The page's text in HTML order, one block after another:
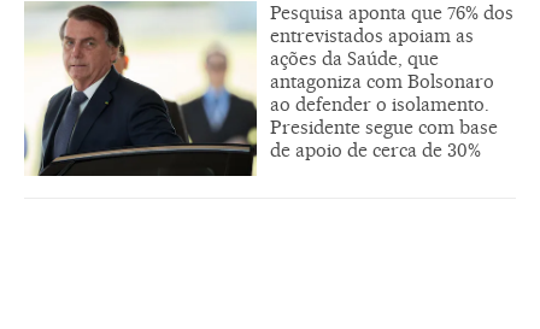
Pesquisa aponta que 76% dos
entrevistados apoiam as
ações da Saúde, que
antagoniza com Bolsonaro
ao defender o isolamento.
Presidente segue com base
de apoio de cerca de 30%